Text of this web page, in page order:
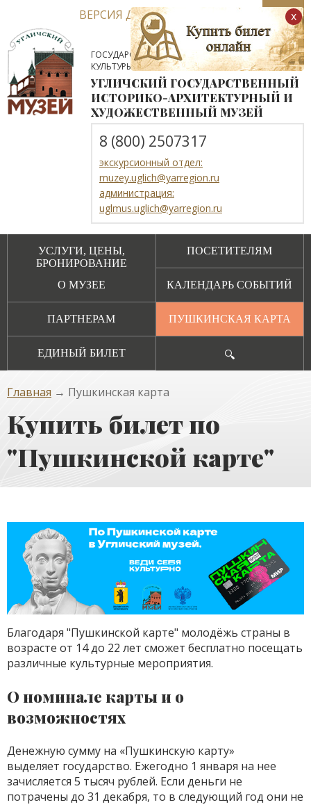
ВЕРСИЯ ДЛЯ СЛАБОВИДЯЩИХ
ГОСУДАРСТВЕННОЕ АВТОНОМНОЕ УЧРЕЖДЕНИЕ
КУЛЬТУРЫ ЯРОСЛАВСКОЙ ОБЛАСТИ
УГЛИЧСКИЙ ГОСУДАРСТВЕННЫЙ
ИСТОРИКО-АРХИТЕКТУРНЫЙ И
ХУДОЖЕСТВЕННЫЙ МУЗЕЙ
8 (800) 2507317
экскурсионный отдел:
muzey.uglich@yarregion.ru
администрация:
uglmus.uglich@yarregion.ru
УСЛУГИ, ЦЕНЫ,
БРОНИРОВАНИЕ
ПОСЕТИТЕЛЯМ
О МУЗЕЕ КАЛЕНДАРЬ СОБЫТИЙ
ПАРТНЕРАМ ПУШКИНСКАЯ КАРТА
ЕДИНЫЙ БИЛЕТ 🔍
Главная → Пушкинская карта
Купить билет по
"Пушкинской карте"
Благодаря "Пушкинской карте" молодёжь страны в
возрасте от 14 до 22 лет сможет бесплатно посещать
различные культурные мероприятия.
О номинале карты и о
возможностях
Денежную сумму на «Пушкинскую карту»
выделяет государство. Ежегодно 1 января на нее
зачисляется 5 тысяч рублей. Если деньги не
потрачены до 31 декабря, то в следующий год они не
x